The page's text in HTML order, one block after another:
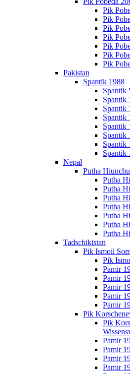
Pik
Pik
Pik
Pik
Pik
Pik
Pik
Pakistan
Spantik 1988
Spantik
Spantik
Spantik
Spantik
Spantik
Spantik
Spantik
Spantik
Nepal
Putha
Putha
Putha
Putha
Putha
Putha
Putha
Putha
Tadschikistan
Pik Ismoil
Pik
Pamir
Pamir
Pamir
Pamir
Pamir
Pik
Pik
Pamir
Pamir
Pamir
Pamir